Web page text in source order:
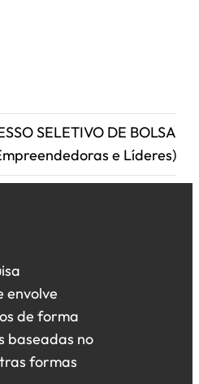
SELETIVO DE BOLSA
e Líderes)
envolve
de forma
baseadas no
formas